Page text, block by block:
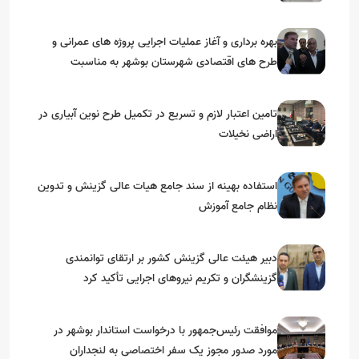
بهره برداری و آغاز عملیات اجرایی پروژه های عمرانی و
طرح های اقتصادی شهرستان بوشهر به مناسبت
تامین اعتبار لازم و تسریع در تکمیل طرح نوین آبیاری در
اراضی نخیلات
استفاده بهینه از سند جامع هیات عالی گزینش و‌ تدوین
نظام جامع آموزش
دبیر هیئت عالی گزینش کشور بر ارتقای توانمندی
گزینشگران و تکریم نیروهای اجرایی تأکید کرد
موافقت رئیس‌جمهور با درخواست استاندار بوشهر در
مورد صدور مجوز یک سفر اختصاصی به لنجداران